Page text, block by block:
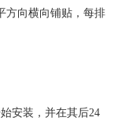
方向横向铺贴，每排
安装，并在其后24